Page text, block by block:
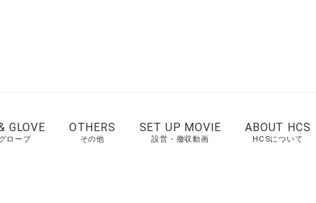
GLOVE
ローブ
OTHERS
その他
SET UP MOVIE
設営・撤収動画
ABOUT HCS
HCSについて